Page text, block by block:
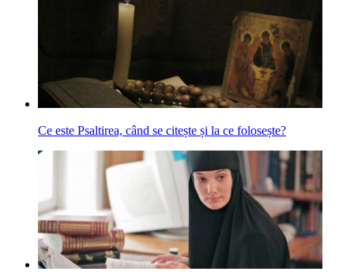
Ce este Psaltirea, când se citește și la ce folosește?